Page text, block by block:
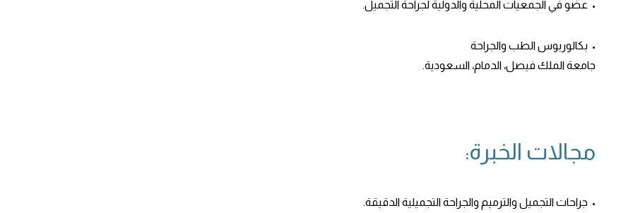
• عضو في الجمعيات المحلية والدولية لجراحة التجميل.
• بكالوريوس الطب والجراحة
جامعة الملك فيصل، الدمام، السعودية.
مجالات الخبرة:
• جراحات التجميل والترميم والجراحة التجميلية الدقيقة.